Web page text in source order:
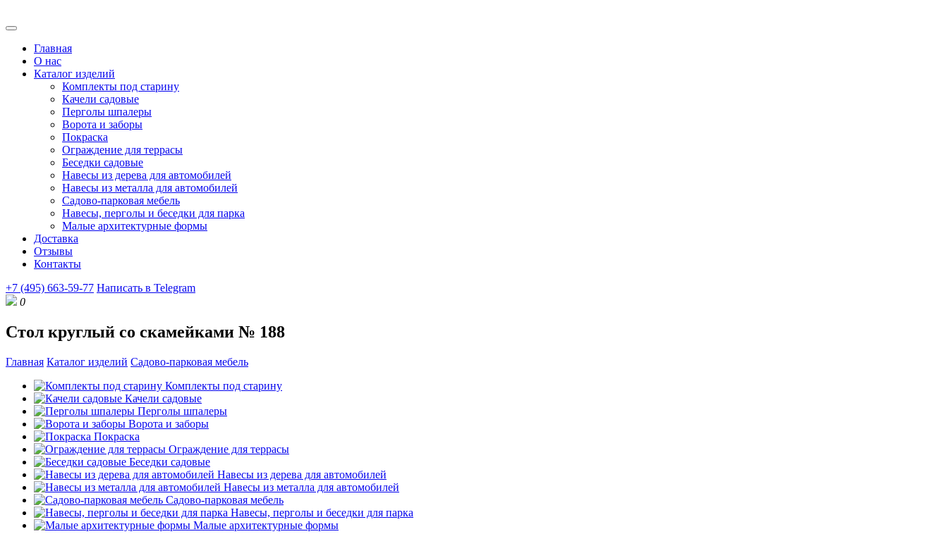
Главная
О нас
Каталог изделий
Комплекты под старину
Качели садовые
Перголы шпалеры
Ворота и заборы
Покраска
Ограждение для террасы
Беседки садовые
Навесы из дерева для автомобилей
Навесы из металла для автомобилей
Садово-парковая мебель
Навесы, перголы и беседки для парка
Малые архитектурные формы
Доставка
Отзывы
Контакты
+7 (495) 663-59-77 Написать в Telegram
0
Стол круглый со скамейками № 188
Главная Каталог изделий Садово-парковая мебель
Комплекты под старину
Качели садовые
Перголы шпалеры
Ворота и заборы
Покраска
Ограждение для террасы
Беседки садовые
Навесы из дерева для автомобилей
Навесы из металла для автомобилей
Садово-парковая мебель
Навесы, перголы и беседки для парка
Малые архитектурные формы